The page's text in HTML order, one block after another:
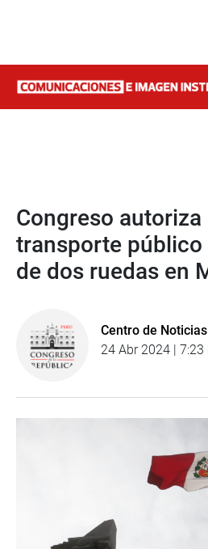
Congreso
transporte
de dos ruedas en
Centro de
24 Abr 2024 | 7:23